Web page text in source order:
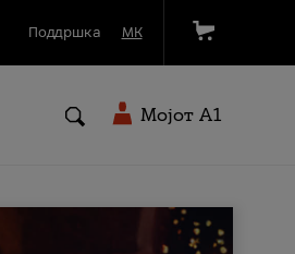
Поддршка МК
Мојот A1